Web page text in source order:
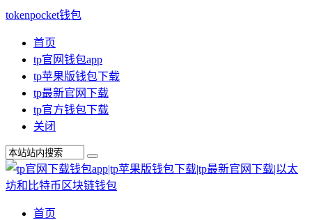
tokenpocket钱包
首页
tp官网钱包app
tp苹果版钱包下载
tp最新官网下载
tp官方钱包下载
关闭
首页